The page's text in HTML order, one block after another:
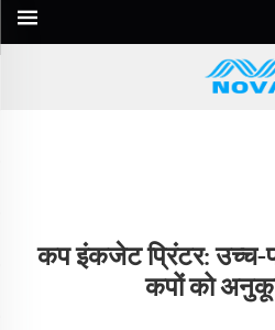
कप इंकजेट प्रिंटर: उच्च-
कपों को